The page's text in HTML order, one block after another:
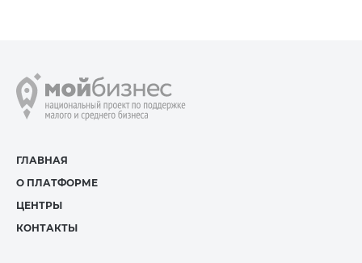
ГЛАВНАЯ
О ПЛАТФОРМЕ
ЦЕНТРЫ
КОНТАКТЫ